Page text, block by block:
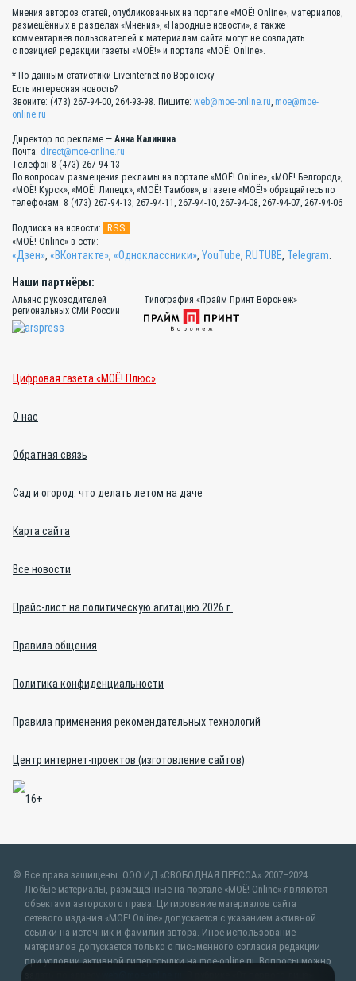
Мнения авторов статей, опубликованных на портале «МОЁ! Online», материалов,
размещённых в разделах «Мнения», «Народные новости», а также
комментариев пользователей к материалам сайта могут не совпадать
с позицией редакции газеты «МОЁ!» и портала «МОЁ! Online».
* По данным статистики Liveinternet по Воронежу
Есть интересная новость?
Звоните: (473) 267-94-00, 264-93-98. Пишите: web@moe-online.ru moe@moe-
online.ru
Директор по рекламе — Анна Калинина
Почта: direct@moe-online.ru
Телефон 8 (473) 267-94-13
По вопросам размещения рекламы на портале «МОЁ! Online», «МОЁ! Белгород»,
«МОЁ! Курск», «МОЁ! Липецк», «МОЁ! Тамбов», в газете «МОЁ!» обращайтесь по
телефонам: 8 (473) 267-94-13, 267-94-11, 267-94-10, 267-94-08, 267-94-07, 267-94-06
Подписка на новости: RSS
«МОЁ! Online» в сети:
«Дзен», «ВКонтакте», «Одноклассники», YouTube, RUTUBE, Telegram
Наши партнёры:
Альянс руководителей
региональных СМИ России
Типография «Прайм Принт Воронеж»
Цифровая газета «МОЁ! Плюс»
О нас
Обратная связь
Сад и огород: что делать летом на даче
Карта сайта
Все новости
Прайс-лист на политическую агитацию 2026 г.
Правила общения
Политика конфиденциальности
Правила применения рекомендательных технологий
Центр интернет-проектов (изготовление сайтов)
Все права защищены. ООО ИД «СВОБОДНАЯ ПРЕССА» 2007–2024.
Любые материалы, размещенные на портале «МОЁ! Online» являются
объектами авторского права. Цитирование материалов сайта
сетевого издания «МОЁ! Online» допускается с указанием активной
ссылки на источник и фамилии автора. Иное использование
материалов допускается только с письменного согласия редакции
при условии активной гиперссылки на moe-online.ru. Вопросы можно